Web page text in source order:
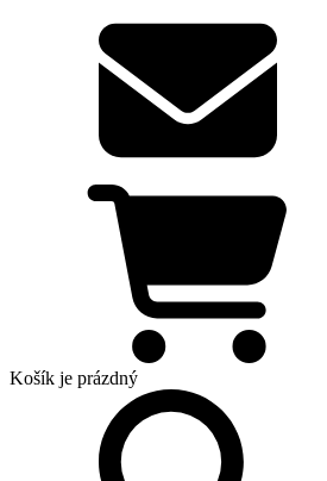
Košík je prázdný